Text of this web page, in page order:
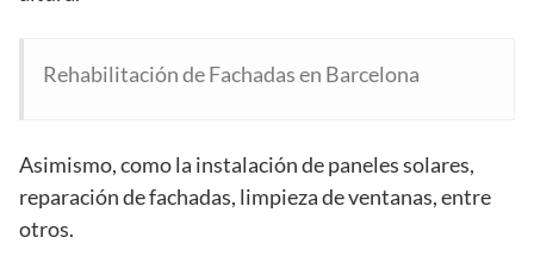
Rehabilitación de Fachadas en Barcelona
Asimismo, como la instalación de paneles solares,
reparación de fachadas, limpieza de ventanas, entre
otros.